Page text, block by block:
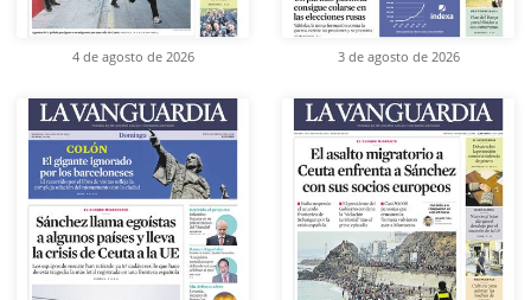
4 de agosto de 2026 3 de agosto de 2026